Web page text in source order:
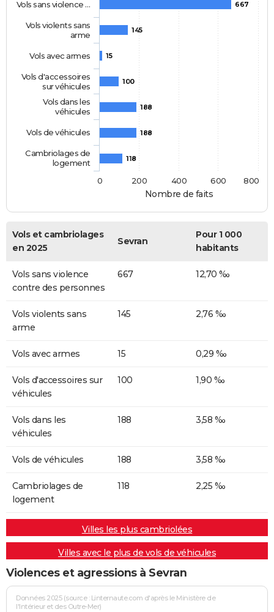
Nombre de faits
667
145
15
100
188
188
118
Vols sans violence …
Vols violents sans
arme
Vols avec armes
Vols d'accessoires
sur véhicules
Vols dans les
véhicules
Vols de véhicules
Cambriolages de
logement
0
200 400 600 800
Vols et cambriolages
en 2025
Sevran
Pour 1 000
habitants
Vols sans violence
contre des personnes
667 12,70 ‰
Vols violents sans
arme
145 2,76 ‰
Vols avec armes 15 0,29 ‰
Vols d'accessoires sur
véhicules
100 1,90 ‰
Vols dans les
véhicules
188 3,58 ‰
Vols de véhicules 188 3,58 ‰
Cambriolages de
logement
118 2,25 ‰
Villes les plus cambriolées
Villes avec le plus de vols de véhicules
Violences et agressions à Sevran
Données 2025 (source : Linternaute.com d'après le Ministère de
l'Intérieur et des Outre-Mer)